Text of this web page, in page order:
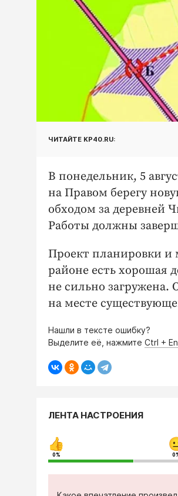
ЧИТАЙТЕ KP40.RU:
В понедельник, 5
на Правом берегу
обходом за деревней
Работы должны
Проект планировки и
районе есть хорошая
не сильно загружена.
на месте
Нашли в тексте ошибку?
Выделите её, нажмите Ctrl +
ЛЕНТА НАСТРОЕНИЯ
0%